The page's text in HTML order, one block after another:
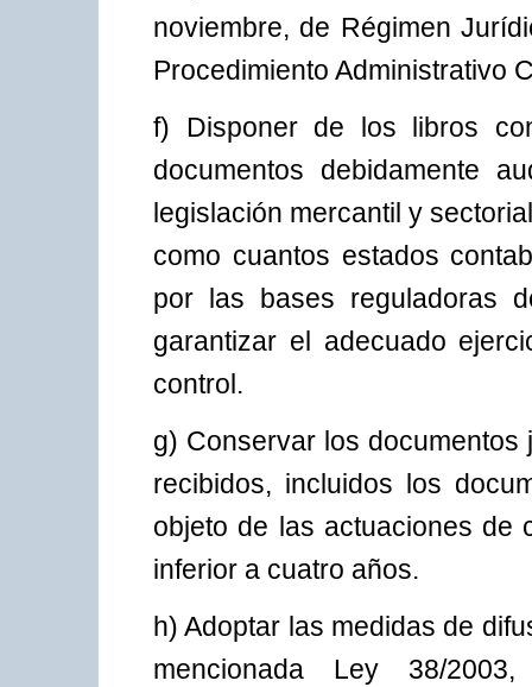
noviembre, de Régimen
Procedimiento Administrativo
f) Disponer de los libros
documentos debidamente
legislación mercantil y
como cuantos estados
por las bases reguladoras
garantizar el adecuado
control.
g) Conservar los
recibidos, incluidos los
objeto de las actuaciones de
inferior a cuatro años.
h) Adoptar las medidas de
mencionada Ley 38/